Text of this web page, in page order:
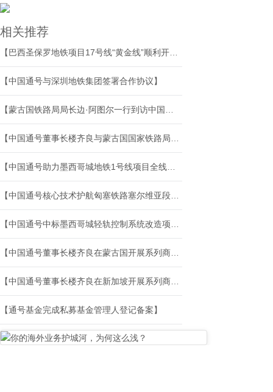
相关推荐
【巴西圣保罗地铁项目17号线“黄金线”顺利开通试运营】
【中国通号与深圳地铁集团签署合作协议】
【蒙古国铁路局局长边·阿图尔一行到访中国通号】
【中国通号董事长楼齐良与蒙古国国家铁路局局长边·阿图尔座谈交流】
【中国通号助力墨西哥城地铁1号线项目全线贯通】
【中国通号核心技术护航匈塞铁路塞尔维亚段全线载客运营】
【中国通号中标墨西哥城轻轨控制系统改造项目】
【中国通号董事长楼齐良在蒙古国开展系列商务活动】
【中国通号董事长楼齐良在新加坡开展系列商务活动】
【通号基金完成私募基金管理人登记备案】